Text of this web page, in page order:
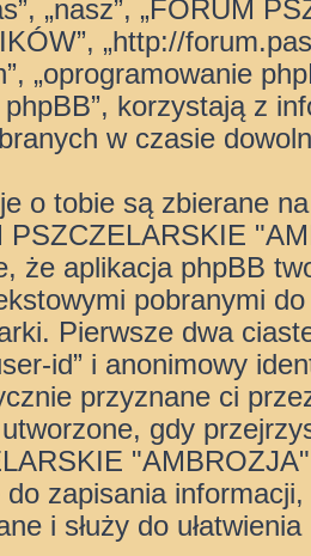
„nasz”, „FORUM
„http://
„oprogramowanie
phpBB”, korzystają z
w czasie
o tobie są zbierane
PSZCZELARSKIE
że aplikacja phpBB
pobranymi
Pierwsze dwa
id” i anonimowy
przyznane ci
gdy
do zapisania
i służy do